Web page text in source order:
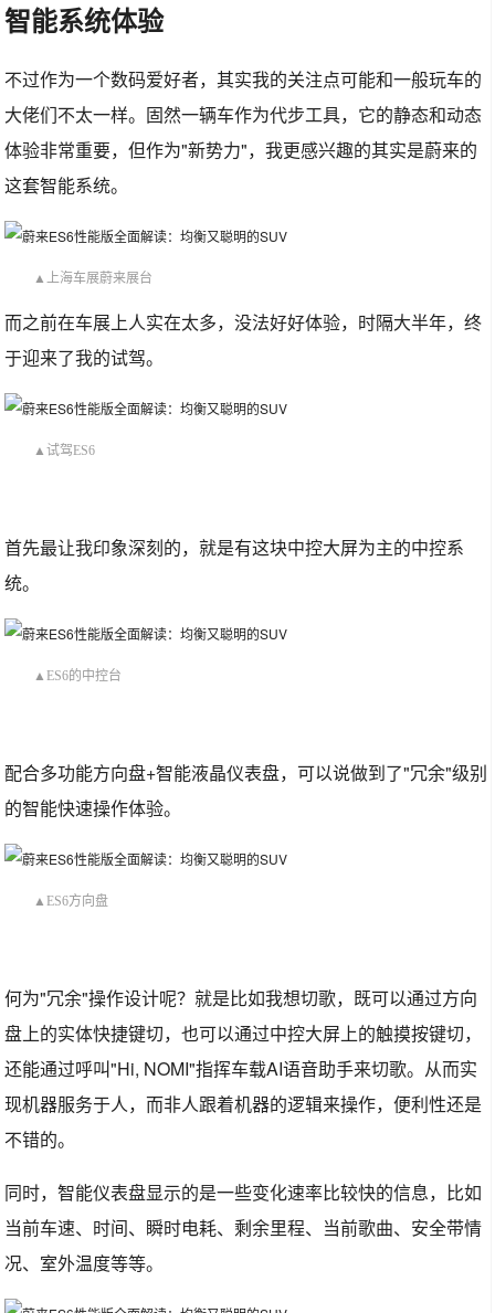
智能系统体验
不过作为一个数码爱好者，其实我的关注点可能和一般玩车的
大佬们不太一样。固然一辆车作为代步工具，它的静态和动态
体验非常重要，但作为"新势力"，我更感兴趣的其实是蔚来的
这套智能系统。
▲上海车展蔚来展台
而之前在车展上人实在太多，没法好好体验，时隔大半年，终
于迎来了我的试驾。
▲试驾ES6
首先最让我印象深刻的，就是有这块中控大屏为主的中控系
统。
▲ES6的中控台
配合多功能方向盘+智能液晶仪表盘，可以说做到了"冗余"级别
的智能快速操作体验。
▲ES6方向盘
何为"冗余"操作设计呢？就是比如我想切歌，既可以通过方向
盘上的实体快捷键切，也可以通过中控大屏上的触摸按键切，
还能通过呼叫"Hi, NOMI"指挥车载AI语音助手来切歌。从而实
现机器服务于人，而非人跟着机器的逻辑来操作，便利性还是
不错的。
同时，智能仪表盘显示的是一些变化速率比较快的信息，比如
当前车速、时间、瞬时电耗、剩余里程、当前歌曲、安全带情
况、室外温度等等。